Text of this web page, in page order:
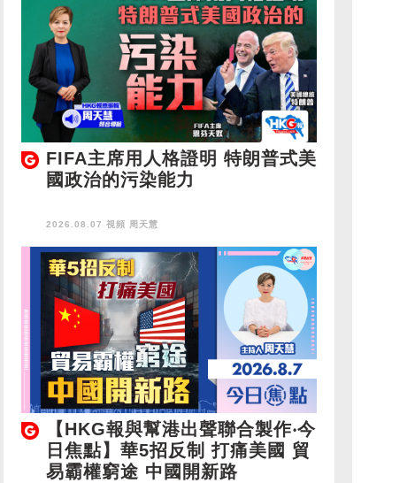
FIFA主席用人格證明 特朗普式美
國政治的污染能力
2026.08.07 視頻 周天慧
【HKG報與幫港出聲聯合製作‧今
日焦點】華5招反制 打痛美國 貿
易霸權窮途 中國開新路